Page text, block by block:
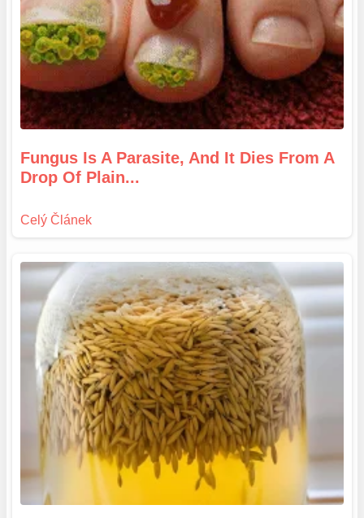
Fungus Is A Parasite, And It Dies From A
Drop Of Plain...